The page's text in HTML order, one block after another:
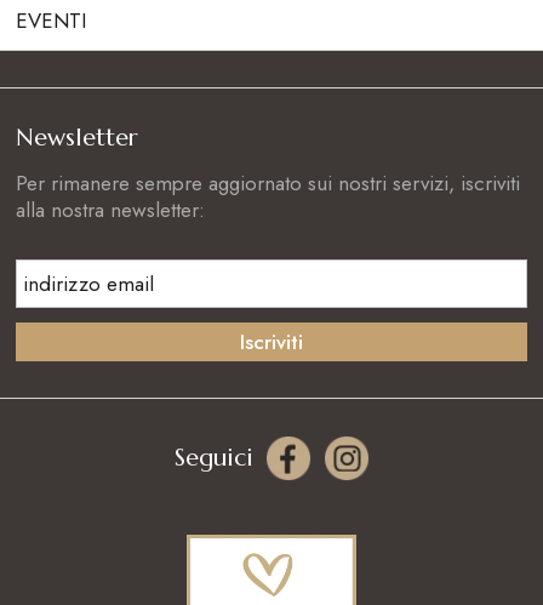
EVENTI
Newsletter
Per rimanere sempre aggiornato sui nostri servizi, iscriviti
alla nostra newsletter:
Seguici